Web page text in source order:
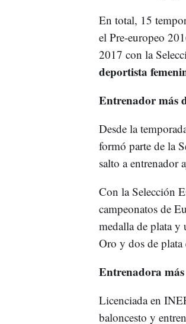
En total, 15
el Pre-europeo
2017 con la
deportista
Entrenador más
Desde la
formó parte de la
salto a entrenador
Con la Selección
campeonatos de
medalla de plata y
Oro y dos de
Entrenadora
Licenciada en
baloncesto y